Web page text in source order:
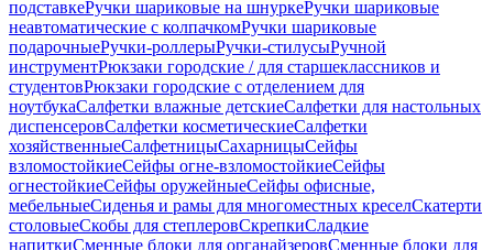
подставкеРучки шариковые на шнуркеРучки шариковые
неавтоматические с колпачкомРучки шариковые
подарочныеРучки-роллерыРучки-стилусыРучной
инструментРюкзаки городские / для старшеклассников и
студентовРюкзаки городские с отделением для
ноутбукаСалфетки влажные детскиеСалфетки для настольных
диспенсеровСалфетки косметическиеСалфетки
хозяйственныеСалфетницыСахарницыСейфы
взломостойкиеСейфы огне-взломостойкиеСейфы
огнестойкиеСейфы оружейныеСейфы офисные,
мебельныеСиденья и рамы для многоместных креселСкатерти
столовыеСкобы для степлеровСкрепкиСладкие
напиткиСменные блоки для органайзеровСменные блоки для